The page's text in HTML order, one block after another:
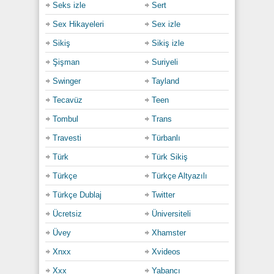
Seks izle Sert
Sex Hikayeleri Sex izle
Sikiş Sikiş izle
Şişman Suriyeli
Swinger Tayland
Tecavüz Teen
Tombul Trans
Travesti Türbanlı
Türk Türk Sikiş
Türkçe Türkçe Altyazılı
Türkçe Dublaj Twitter
Ücretsiz Üniversiteli
Üvey Xhamster
Xnxx Xvideos
Xxx Yabancı